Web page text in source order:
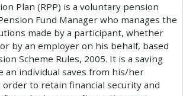
ion Plan (RPP) is a voluntary pension
ension Fund Manager who manages the
tions made by a participant, whether
or by an employer on his behalf, based
ion Scheme Rules, 2005. It is a saving
an individual saves from his/her
order to retain fnancial security and